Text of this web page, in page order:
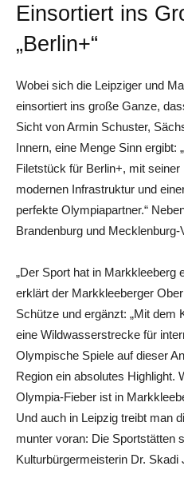
Einsortiert ins
„Berlin+“
Wobei sich die Leipziger und
einsortiert ins große Ganze,
Sicht von Armin Schuster,
Innern, eine Menge Sinn ergibt:
Filetstück für Berlin+, mit
modernen Infrastruktur und
perfekte Olympiapartner.“
Brandenburg und
„Der Sport hat in Markkleeberg
erklärt der Markkleeberger
Schütze und ergänzt: „Mit dem
eine Wildwasserstrecke für
Olympische Spiele auf dieser
Region ein absolutes Highlight.
Olympia-Fieber ist in
Und auch in Leipzig treibt man
munter voran: Die Sportstätten
Kulturbürgermeisterin Dr.